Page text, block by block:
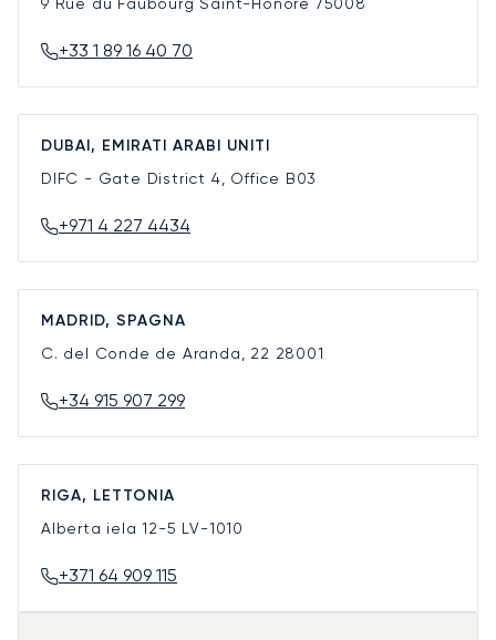
+33 1 89 16 40 70
DUBAI, EMIRATI ARABI UNITI
DIFC - Gate District 4, Office B03
+971 4 227 4434
MADRID, SPAGNA
C. del Conde de Aranda, 22 28001
+34 915 907 299
RIGA, LETTONIA
Alberta iela 12-5 LV-1010
+371 64 909 115